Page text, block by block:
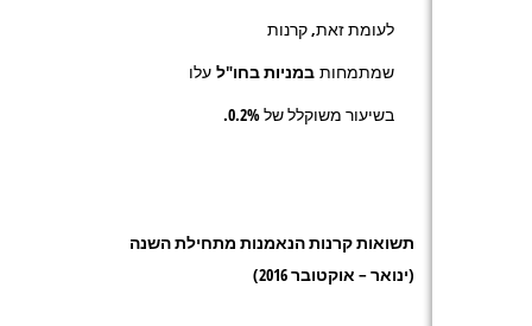
לעומת זאת, קרנות
שמתמחות במניות בחו"ל עלו
בשיעור משוקלל של 0.2%.
תשואות קרנות הנאמנות מתחילת השנה
(ינואר – אוקטובר 2016)